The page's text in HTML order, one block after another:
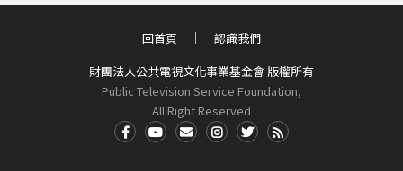
財團法人公共電視文化事業基金會 版權所有
Public Television Service Foundation,
All Right Reserved
回首頁 認識我們